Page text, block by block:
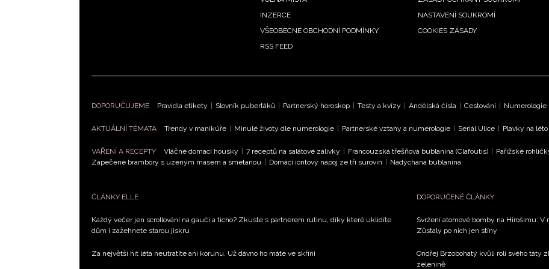
INZERCE
VŠEOBECNÉ OBCHODNÍ PODMÍNKY
RSS FEED
NASTAVENÍ SOUKROMÍ
COOKIES ZÁSADY
DOPORUČUJEME Pravidla etikety Slovník puberťáků Partnerský horoskop Testy a kvízy Andělská čísla Cestování Numerologie
AKTUÁLNÍ TÉMATA Trendy v manikúře Minulé životy dle numerologie Partnerské vztahy a numerologie Seriál Ulice Plavky na
VAŘENÍ A RECEPTY Vláčné domácí housky 7 receptů na salátové zálivky Francouzská třešňová bublanina (Clafoutis) Pařížské
Zapečené brambory s uzeným masem a smetanou
Domácí iontový nápoj ze tří surovin Nadýchaná bublanina
ČLÁNKY ELLE
Každý večer jen scrollování na gauči a ticho? Zkuste s partnerem rutinu, díky které uklidíte
dům i zažehnete starou jiskru
Za největší hit léta neutratíte ani korunu. Už dávno ho máte ve skříni
DOPORUČENÉ ČLÁNKY
Svržení atomové bomby na Hirošimu:
Zůstaly po nich jen stíny
Ondřej Brzobohatý kvůli roli svého táty
zelenině